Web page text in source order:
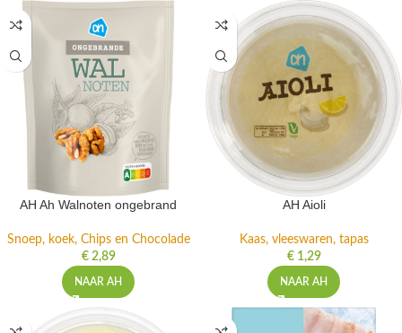
AH Ah Walnoten ongebrand
Snoep, koek, Chips en Chocolade
€2,89
NAAR AH
AH Aioli
Kaas, vleeswaren, tapas
€1,29
NAAR AH